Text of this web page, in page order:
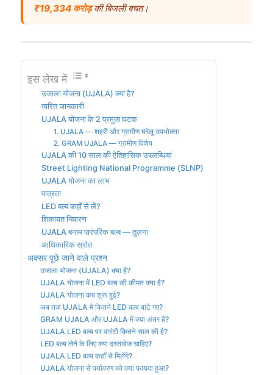
₹19,334 करोड़की बिजली बचत।
इस लेख में
उजाला योजना (UJALA) क्या है?
त्वरित जानकारी
UJALA योजना के 2 प्रमुख घटक
1. UJALA — शहरी और ग्रामीण घरेलू उपभोक्ता
2. GRAM UJALA — ग्रामीण विशेष
UJALA की 10 साल की ऐतिहासिक उपलब्धियां
Street Lighting National Programme (SLNP)
UJALA योजना का लाभ
पात्रता
LED बल्ब कहाँ से लें?
शिकायत निवारण
UJALA बनाम पारंपरिक बल्ब — तुलना
आधिकारिक स्रोत
अक्सर पूछे जाने वाले प्रश्न
उजाला योजना (UJALA) क्या है?
UJALA योजना में LED बल्ब की कीमत क्या है?
UJALA योजना कब शुरू हुई?
अब तक UJALA में कितने LED बल्ब बांटे गए?
GRAM UJALA और UJALA में क्या अंतर है?
UJALA LED बल्ब पर वारंटी कितने साल की है?
LED बल्ब लेने के लिए क्या दस्तावेज चाहिए?
UJALA LED बल्ब कहाँ से मिलेंगे?
UJALA योजना से पर्यावरण को क्या फायदा हुआ?